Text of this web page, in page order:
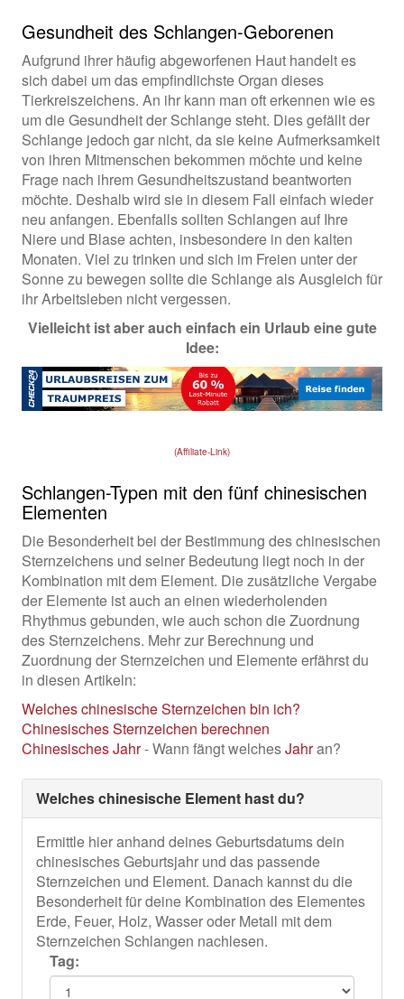
Gesundheit des Schlangen-Geborenen
Aufgrund ihrer häufig abgeworfenen Haut handelt es
sich dabei um das empfindlichste Organ dieses
Tierkreiszeichens. An ihr kann man oft erkennen wie es
um die Gesundheit der Schlange steht. Dies gefällt der
Schlange jedoch gar nicht, da sie keine Aufmerksamkeit
von ihren Mitmenschen bekommen möchte und keine
Frage nach ihrem Gesundheitszustand beantworten
möchte. Deshalb wird sie in diesem Fall einfach wieder
neu anfangen. Ebenfalls sollten Schlangen auf Ihre
Niere und Blase achten, insbesondere in den kalten
Monaten. Viel zu trinken und sich im Freien unter der
Sonne zu bewegen sollte die Schlange als Ausgleich für
ihr Arbeitsleben nicht vergessen.
Vielleicht ist aber auch einfach ein Urlaub eine gute
Idee:
(Affiliate-Link)
Schlangen-Typen mit den fünf chinesischen
Elementen
Die Besonderheit bei der Bestimmung des chinesischen
Sternzeichens und seiner Bedeutung liegt noch in der
Kombination mit dem Element. Die zusätzliche Vergabe
der Elemente ist auch an einen wiederholenden
Rhythmus gebunden, wie auch schon die Zuordnung
des Sternzeichens. Mehr zur Berechnung und
Zuordnung der Sternzeichen und Elemente erfährst du
in diesen Artikeln:
Welches chinesische Sternzeichen bin ich?
Chinesisches Sternzeichen berechnen
ChinesischesJahr- Wann fängt welchesJahran?
Welches chinesische Element hast du?
Ermittle hier anhand deines Geburtsdatums dein
chinesisches Geburtsjahr und das passende
Sternzeichen und Element. Danach kannst du die
Besonderheit für deine Kombination des Elementes
Erde, Feuer, Holz, Wasser oder Metall mit dem
Sternzeichen Schlangen nachlesen.
Tag: